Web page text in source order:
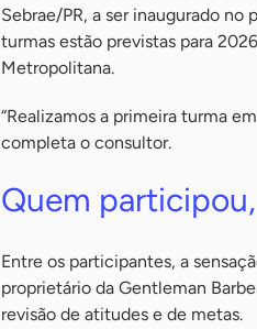
Sebrae/PR, a ser inaugurado
turmas estão previstas para
Metropolitana.
“Realizamos a primeira turma
completa o consultor.
Quem
Entre os participantes, a
proprietário da Gentleman
revisão de atitudes e de metas.